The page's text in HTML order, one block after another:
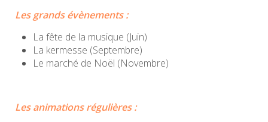
Les grands évènements :
La fête de la musique (Juin)
La kermesse (Septembre)
Le marché de Noël (Novembre)
Les animations régulières :